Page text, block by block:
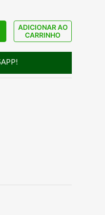
Prata
ADICIONAR AO
CARRINHO